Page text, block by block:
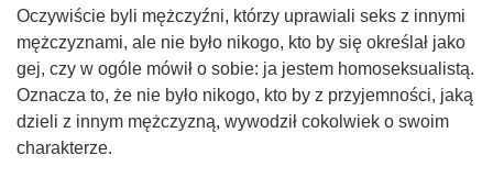
Oczywiście byli mężczyźni, którzy uprawiali seks z innymi
mężczyznami, ale nie było nikogo, kto by się określał jako
gej, czy w ogóle mówił o sobie: ja jestem homoseksualistą.
Oznacza to, że nie było nikogo, kto by z przyjemności, jaką
dzieli z innym mężczyzną, wywodził cokolwiek o swoim
charakterze.